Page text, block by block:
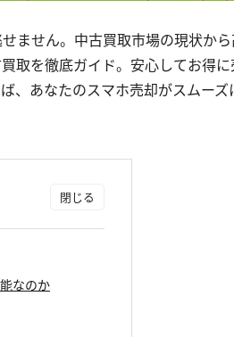
ません。中古買取市場の現状か
取を徹底ガイド。安心してお得に
、あなたのスマホ売却がスムーズ
なのか